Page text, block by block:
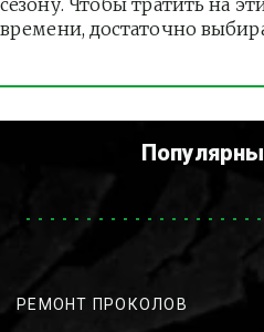
сезону. Чтобы тратить на
времени, достаточно
РЕМОНТ ПРОКОЛОВ